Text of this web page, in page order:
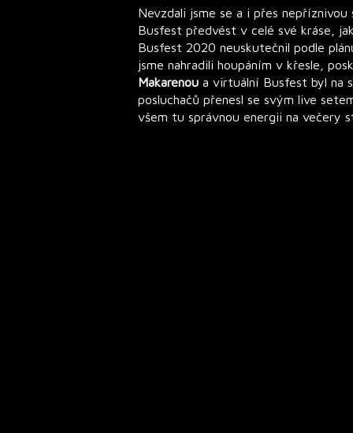
Nevzdali jsme se a i přes nepříznivou
Busfest předvést v celé své kráse,
Busfest 2020 neuskutečnil podle
jsme nahradili houpáním v křesle,
Makarenou a virtuální Busfest byl na
posluchačů přenesl se svým live
všem tu správnou energii na večery